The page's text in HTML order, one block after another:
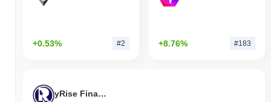
+0.53% #2 +8.76% #183
yRise Finance